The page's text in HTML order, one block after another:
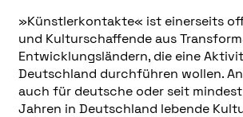
»Künstlerkontakte« ist einerseits
und Kulturschaffende aus
Entwicklungsländern, die eine
Deutschland durchführen wollen.
auch für deutsche oder seit
Jahren in Deutschland lebende